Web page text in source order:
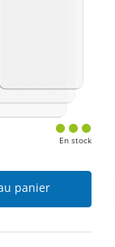
En stock
panier